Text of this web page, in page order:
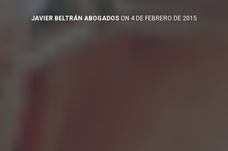
JAVIER BELTRÁN ABOGADOS ON 4 DE FEBRERO DE 2015